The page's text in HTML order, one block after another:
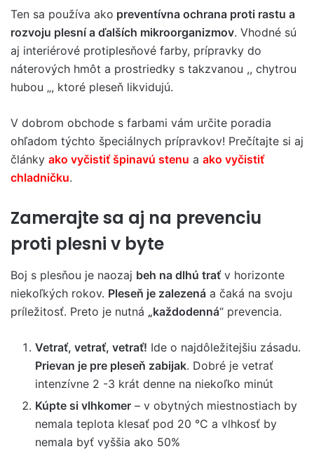
Ten sa používa ako preventívna ochrana proti rastu a
rozvoju plesní a ďalších mikroorganizmov. Vhodné sú
aj interiérové protiplesňové farby, prípravky do
náterových hmôt a prostriedky s takzvanou ,, chytrou
hubou „, ktoré pleseň likvidujú.
V dobrom obchode s farbami vám určite poradia
ohľadom týchto špeciálnych prípravkov! Prečítajte si aj
články ako vyčistiť špinavú stenu a ako vyčistiť
chladničku.
Zamerajte sa aj na prevenciu
proti plesni v byte
Boj s plesňou je naozaj beh na dlhú traťv horizonte
niekoľkých rokov. Pleseň je zalezená a čaká na svoju
príležitosť. Preto je nutná „každodenná“ prevencia.
Vetrať, vetrať, vetrať! Ide o najdôležitejšiu zásadu.
Prievan je pre pleseň zabijak. Dobré je vetrať
intenzívne 2 -3 krát denne na niekoľko minút
Kúpte si vlhkomer – v obytných miestnostiach by
nemala teplota klesať pod 20 °C a vlhkosť by
nemala byť vyššia ako 50%